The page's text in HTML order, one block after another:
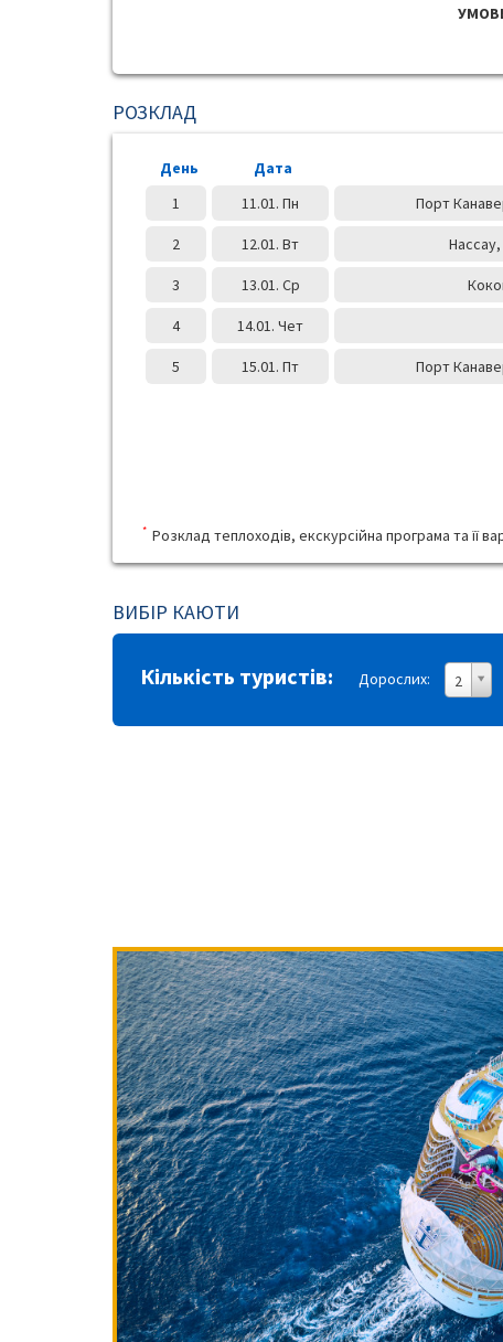
РОЗКЛАД
День Дата
1
11.01. Пн Порт
2 12.01. Вт Нассау,
3 13.01. Ср
4 14.01. Чет
5 15.01. Пт Порт
* Розклад теплоходів, екскурсійна програма та її
ВИБІР КАЮТИ
Кількість туристів: Дорослих: 2